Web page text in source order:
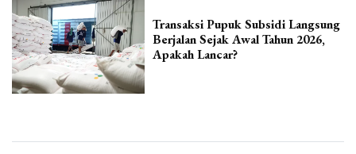
Transaksi Pupuk Subsidi Langsung
Berjalan Sejak Awal Tahun 2026,
Apakah Lancar?